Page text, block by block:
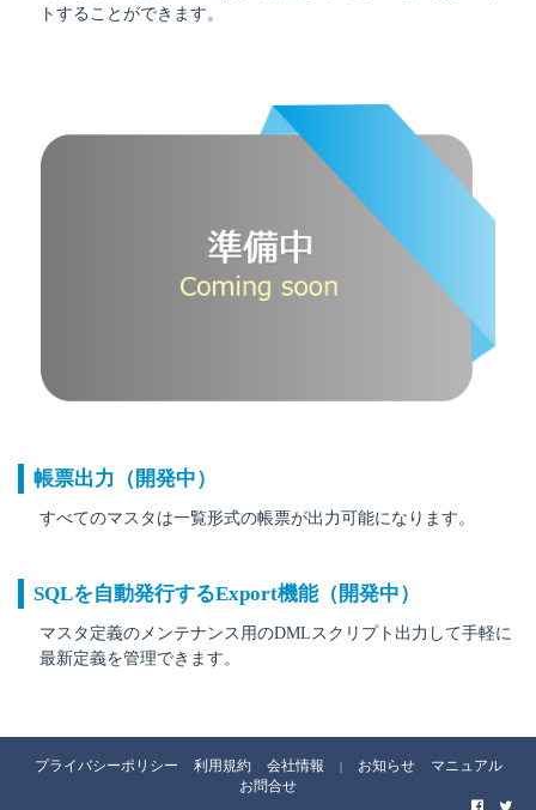
トすることができます。
帳票出力（開発中）
すべてのマスタは一覧形式の帳票が出力可能になります。
SQLを自動発行するExport機能（開発中）
マスタ定義のメンテナンス用のDMLスクリプト出力して手軽に
最新定義を管理できます。
プライバシーポリシー 利用規約 会社情報 | お知らせ
マニュアル
お問合せ